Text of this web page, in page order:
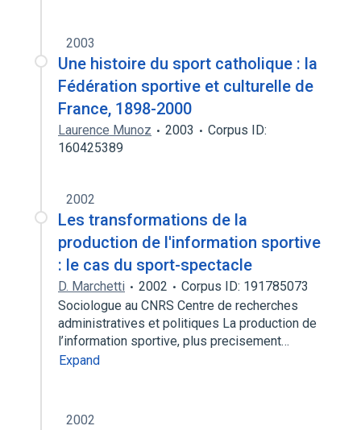
2003
Une histoire du sport catholique : la
Fédération sportive et culturelle de
France, 1898-2000
Laurence Munoz 2003
Corpus ID:
160425389
2002
Les transformations de la
production de l'information sportive
: le cas du sport-spectacle
D. Marchetti 2002
Corpus ID: 191785073
Sociologue au CNRS Centre de recherches
administratives et politiques La production de
l’information sportive, plus precisement…
Expand
2002